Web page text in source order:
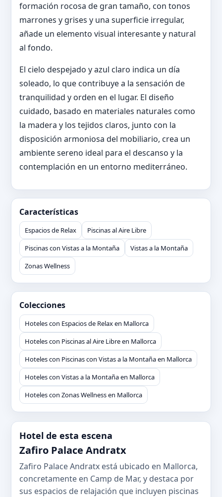
formación rocosa de gran tamaño, con tonos
marrones y grises y una superficie irregular,
añade un elemento visual interesante y natural
al fondo.
El cielo despejado y azul claro indica un día
soleado, lo que contribuye a la sensación de
tranquilidad y orden en el lugar. El diseño
cuidado, basado en materiales naturales como
la madera y los tejidos claros, junto con la
disposición armoniosa del mobiliario, crea un
ambiente sereno ideal para el descanso y la
contemplación en un entorno mediterráneo.
Características
Espacios de Relax
Piscinas al Aire Libre
Piscinas con Vistas a la Montaña
Vistas a la Montaña
Zonas Wellness
Colecciones
Hoteles con Espacios de Relax en Mallorca
Hoteles con Piscinas al Aire Libre en Mallorca
Hoteles con Piscinas con Vistas a la Montaña en Mallorca
Hoteles con Vistas a la Montaña en Mallorca
Hoteles con Zonas Wellness en Mallorca
Hotel de esta escena
Zafiro Palace Andratx
Zafiro Palace Andratx está ubicado en Mallorca,
concretamente en Camp de Mar, y destaca por
sus espacios de relajación que incluyen piscinas